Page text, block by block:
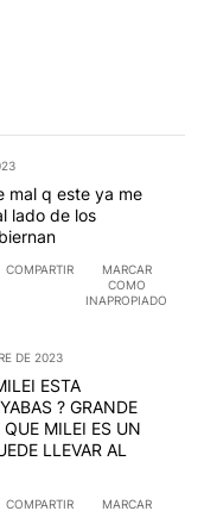
mal q este ya me
lado de los
COMPARTIR
MARCAR
COMO
INAPROPIADO
DE 2023
ESTA
? GRANDE
MILEI ES UN
LLEVAR AL
COMPARTIR
MARCAR